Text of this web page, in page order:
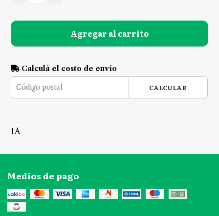
Agregar al carrito
Calculá el costo de envío
CALCULAR
1A
Medios de pago